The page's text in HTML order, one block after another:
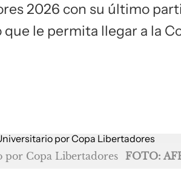
2026 con su último
le permita llegar a la
por Copa Libertadores FOTO: